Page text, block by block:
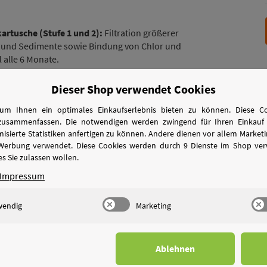
(Stufe 1 und 2): Filtration größerer
Sedimente sowie Bindung von Chlor und
6 Monate.
im Wasser gelöster Stoffe wie unter
Fluor, Pestizide, Nitrat, Nitrit, Blei, Uran
Wechselintervall alle 12 bis 24 Monate.
und Remineralisierung
Kalium, Magnesium und Natrium
6 Monate.
werden. Das Wechselset ist entweder
Quick-Change-Technologie ausgewechselt.
herausgezogen und die neue Kartusche
Dieser Shop verwendet Cookies
Ihnen ein optimales Einkaufserlebnis bieten zu können. Diese
Die notwendigen werden zwingend für Ihren
Statistiken anfertigen zu können. Andere dienen vor allem
verwendet. Diese Cookies werden durch 9 Dienste im Shop
Sie zulassen wollen.
Impressum
Marketing
Ablehnen